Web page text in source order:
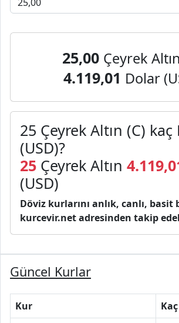
25,00 Çeyrek
4.119,01 Dolar
25 Çeyrek Altın (C)
(USD)?
25 Çeyrek Altın
(USD)
Döviz kurlarını anlık, canlı, basit
kurcevir.net adresinden takip
Güncel Kurlar
Kur